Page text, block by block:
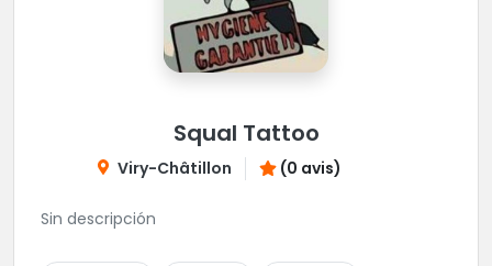
Squal Tattoo
Viry-Châtillon (0 avis)
Sin descripción